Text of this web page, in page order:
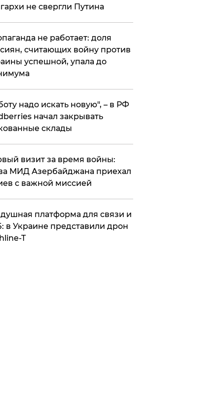
не свергли Путина
не работает: доля
считающих войну против
успешной, упала до
надо искать новую", – в РФ
начал закрывать
склады
визит за время войны:
МИД Азербайджана приехал
с важной миссией
платформа для связи и
в Украине представили дрон
T